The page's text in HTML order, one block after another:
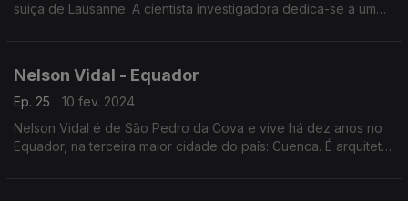
suiça de Lausanne. A cientista investigadora dedica-se a um
Nelson Vidal - Equador
Ep. 25
10 fev. 2024
Nelson Vidal é de São Pedro da Cova e vive há dez anos no
Equador, na terceira maior cidade do país: Cuenca. É arquiteto